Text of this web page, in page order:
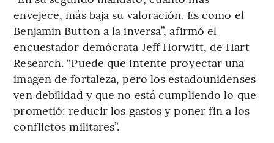
envejece, más baja su valoración. Es como el
Benjamin Button a la inversa”, afirmó el
encuestador demócrata Jeff Horwitt, de Hart
Research. “Puede que intente proyectar una
imagen de fortaleza, pero los estadounidenses
ven debilidad y que no está cumpliendo lo que
prometió: reducir los gastos y poner fin a los
conflictos militares”.